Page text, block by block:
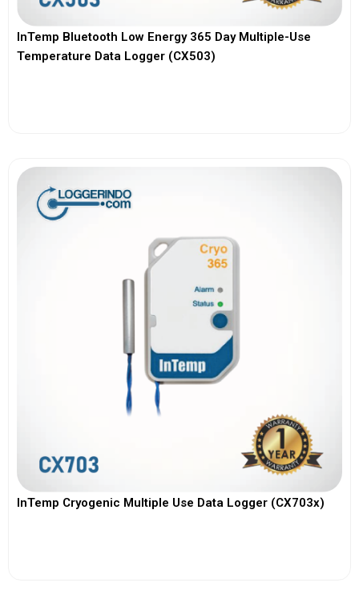
InTemp Bluetooth Low Energy 365 Day Multiple-Use
Temperature Data Logger (CX503)
InTemp Cryogenic Multiple Use Data Logger (CX703x)